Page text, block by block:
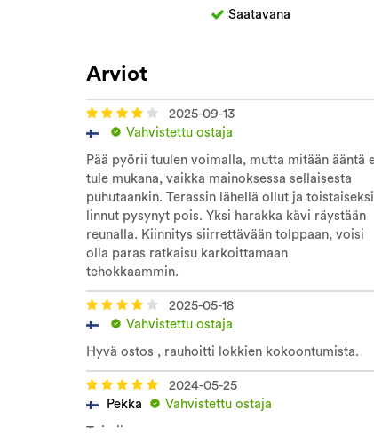
Saatavana
Arviot
2025-09-13
Vahvistettu ostaja
Pää pyörii tuulen voimalla, mutta mitään ääntä
tule mukana, vaikka mainoksessa sellaisesta
puhutaankin. Terassin lähellä ollut ja toistaiseksi
linnut pysynyt pois. Yksi harakka kävi räystään
reunalla. Kiinnitys siirrettävään tolppaan, voisi
olla paras ratkaisu karkoittamaan
tehokkaammin.
2025-05-18
Vahvistettu ostaja
Hyvä ostos , rauhoitti lokkien kokoontumista.
2024-05-25
Pekka
Vahvistettu ostaja
Toimii